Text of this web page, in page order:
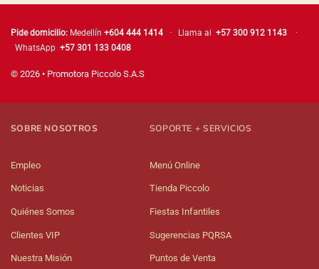
Pide domicilio: Medellín +604 444 1414 · Llama al +57 300 912 1143
·
WhatsApp +57 301 133 0408
© 2026 • Promotora Piccolo S.A.S
SOBRE NOSOTROS
Empleo
Noticias
Quiénes Somos
Clientes VIP
Nuestra Misión
SOPORTE + SERVICIOS
Menú Online
Tienda Piccolo
Fiestas Infantiles
Sugerencias PQRSA
Puntos de Venta